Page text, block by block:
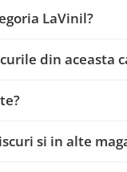
LaVinil?
din aceasta
si in alte